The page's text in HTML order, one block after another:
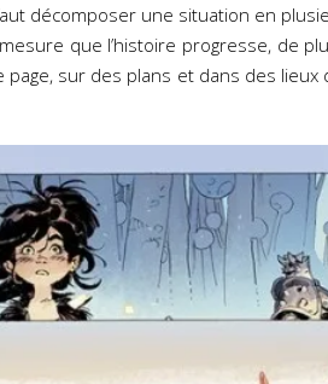
décomposer une situation en
que l’histoire progresse, de
sur des plans et dans des lieux